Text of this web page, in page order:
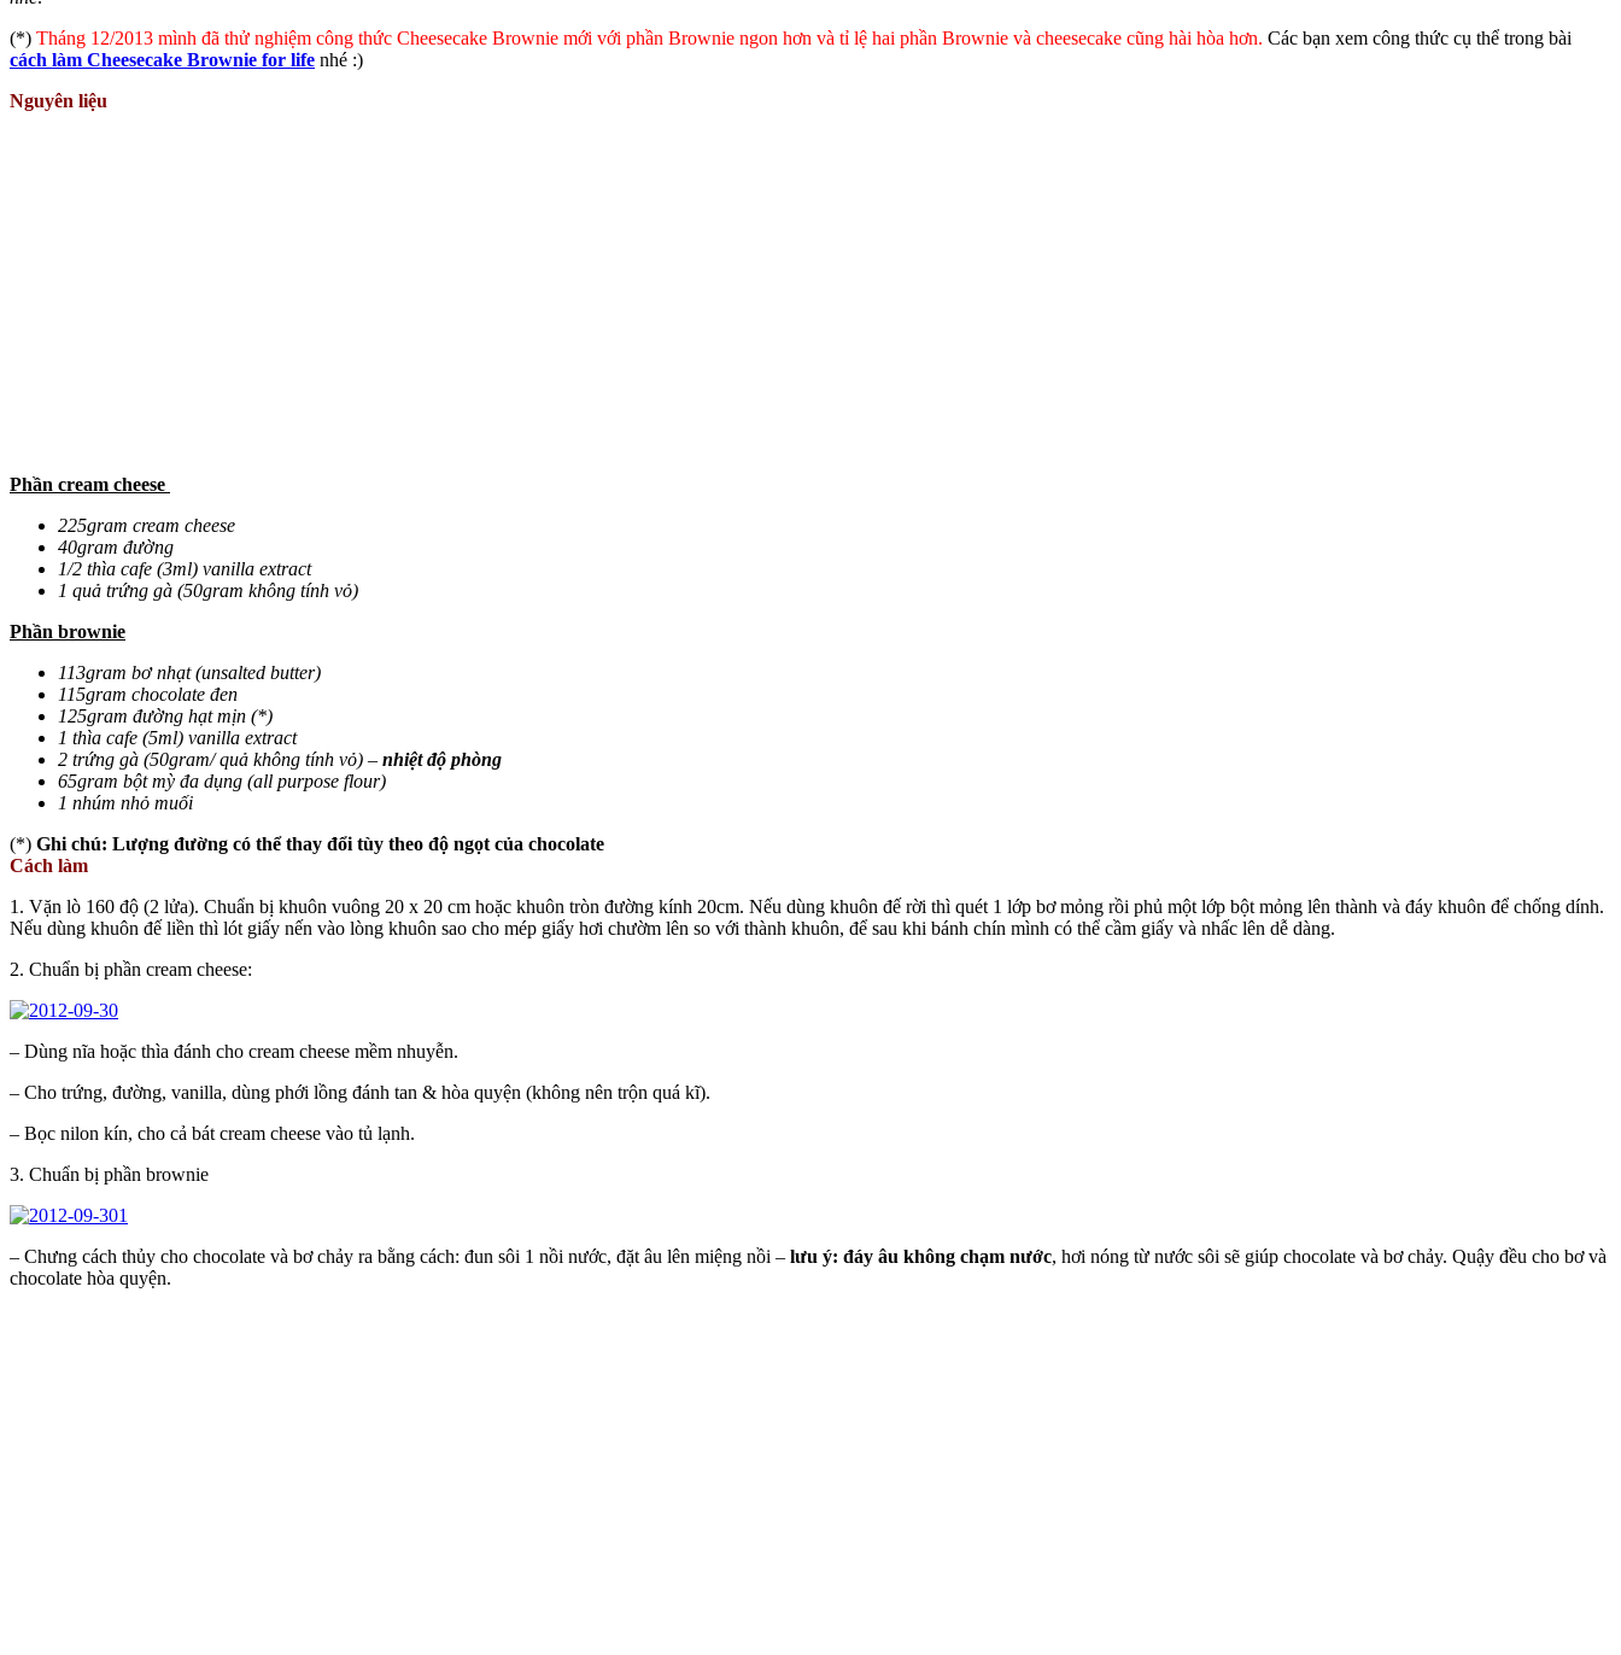
(*) Tháng 12/2013 mình đã thử nghiệm công thức Cheesecake Brownie mới với phần Brownie ngon hơn và tỉ lệ hai phần Brownie và cheesecake cũng hài hòa hơn. Các bạn xem công thức cụ thể trong bài
cách làm Cheesecake Brownie for life nhé :)
Nguyên liệu
Phần cream cheese
225gram cream cheese
40gram đường
1/2 thìa cafe (3ml) vanilla extract
1 quả trứng gà (50gram không tính vỏ)
Phần brownie
113gram bơ nhạt (unsalted butter)
115gram chocolate đen
125gram đường hạt mịn (*)
1 thìa cafe (5ml) vanilla extract
2 trứng gà (50gram/ quả không tính vỏ) – nhiệt độ phòng
65gram bột mỳ đa dụng (all purpose flour)
1 nhúm nhỏ muối
(*) Ghi chú: Lượng đường có thể thay đổi tùy theo độ ngọt của chocolate
Cách làm
1. Vặn lò 160 độ (2 lửa). Chuẩn bị khuôn vuông 20 x 20 cm hoặc khuôn tròn đường kính 20cm. Nếu dùng khuôn đế rời thì quét 1 lớp bơ mỏng rồi phủ một lớp bột mỏng lên thành và đáy khuôn để chống dính.
Nếu dùng khuôn đế liền thì lót giấy nến vào lòng khuôn sao cho mép giấy hơi chườm lên so với thành khuôn, để sau khi bánh chín mình có thể cầm giấy và nhấc lên dễ dàng.
2. Chuẩn bị phần cream cheese:
– Dùng nĩa hoặc thìa đánh cho cream cheese mềm nhuyễn.
– Cho trứng, đường, vanilla, dùng phới lồng đánh tan & hòa quyện (không nên trộn quá kĩ).
– Bọc nilon kín, cho cả bát cream cheese vào tủ lạnh.
3. Chuẩn bị phần brownie
– Chưng cách thủy cho chocolate và bơ chảy ra bằng cách: đun sôi 1 nồi nước, đặt âu lên miệng nồi – lưu ý: đáy âu không chạm nước, hơi nóng từ nước sôi sẽ giúp chocolate và bơ chảy. Quậy đều cho bơ và
chocolate hòa quyện.